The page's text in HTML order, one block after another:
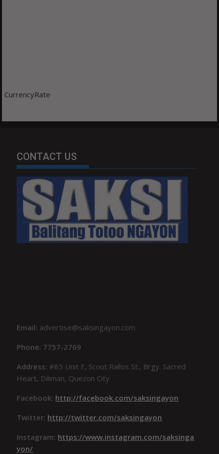
CurrencyRate
CONTACT US
Email: advertise@saksingayon.com
Phone: 7757-2769
Address:#85 Unit F, Scout Rallos St., Brgy. Sacred
Heart, Diliman, Quezon City
Facebook: http://facebook.com/saksingayon
Twitter: http://twitter.com/saksingayon
Instagram: https://www.instagram.com/saksinga
yon/